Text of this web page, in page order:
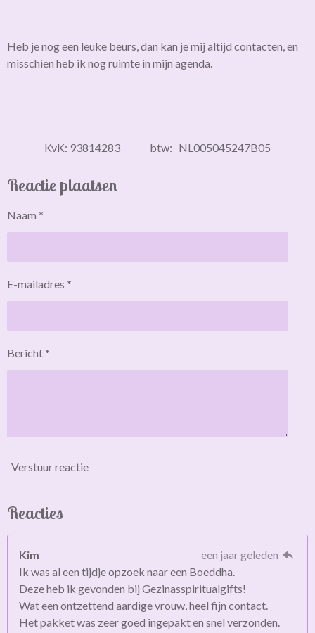
Heb je nog een leuke beurs, dan kan je mij altijd contacten, en
misschien heb ik nog ruimte in mijn agenda.
KvK: 93814283 btw: NL005045247B05
Reactie plaatsen
Naam *
E-mailadres *
Bericht *
Verstuur reactie
Reacties
Kim
een jaar geleden
Ik was al een tijdje opzoek naar een Boeddha.
Deze heb ik gevonden bij Gezinasspiritualgifts!
Wat een ontzettend aardige vrouw, heel fijn contact.
Het pakket was zeer goed ingepakt en snel verzonden.